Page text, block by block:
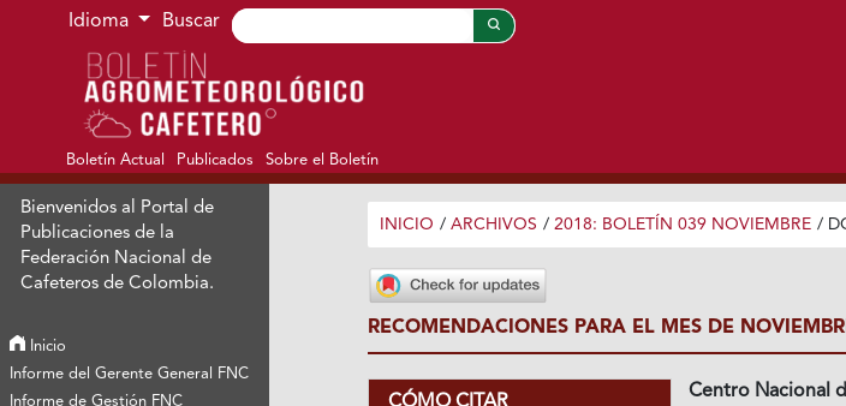
Ir al menú de navegación principal
Ir al contenido principal
Ir al pie de página del sitio
Idioma Buscar
Boletín Actual Publicados Sobre el Boletín
Bienvenidos al Portal de
Publicaciones de la
Federación Nacional de
Cafeteros de Colombia.
Inicio
Informe del Gerente General FNC
Informe de Gestión FNC
INICIO / ARCHIVOS / 2018: BOLETÍN 039 NOVIEMBRE /
RECOMENDACIONES PARA EL MES DE
Centro Nacional